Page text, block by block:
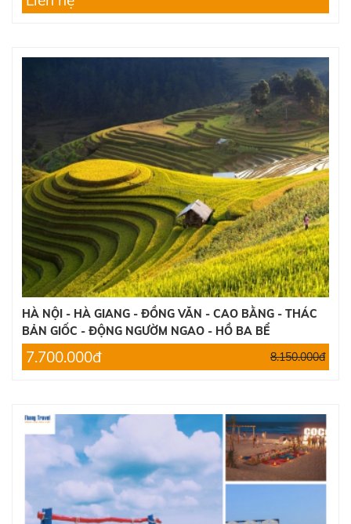
HÀ NỘI - HÀ GIANG - ĐỒNG VĂN - CAO BẰNG - THÁC
BẢN GIỐC - ĐỘNG NGƯỜM NGAO - HỒ BA BỂ
7.700.000đ 8.150.000đ